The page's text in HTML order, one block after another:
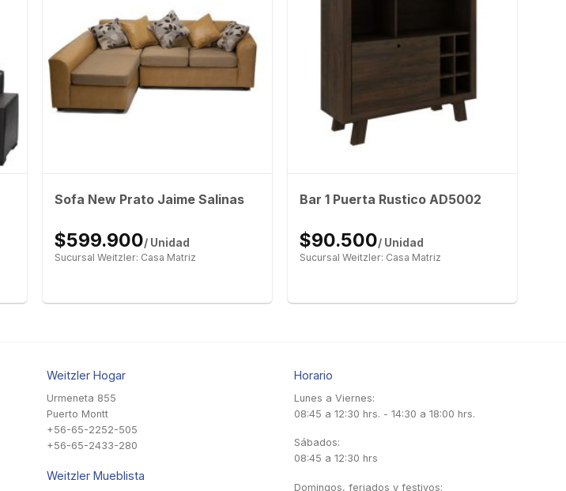
Sofa New Prato Jaime Salinas
$599.900/ Unidad
Sucursal Weitzler: Casa Matriz
Bar 1 Puerta Rustico AD5002
$90.500/ Unidad
Sucursal Weitzler: Casa Matriz
Weitzler Hogar
Urmeneta 855
Puerto Montt
+56-65-2252-505
+56-65-2433-280
Weitzler Mueblista
Horario
Lunes a Viernes:
08:45 a 12:30 hrs. - 14:30 a 18:00 hrs.
Sábados:
08:45 a 12:30 hrs
Domingos, feriados y festivos: